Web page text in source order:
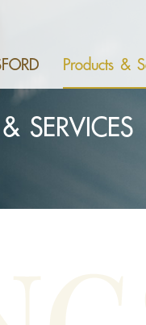
Products &
SERVICES